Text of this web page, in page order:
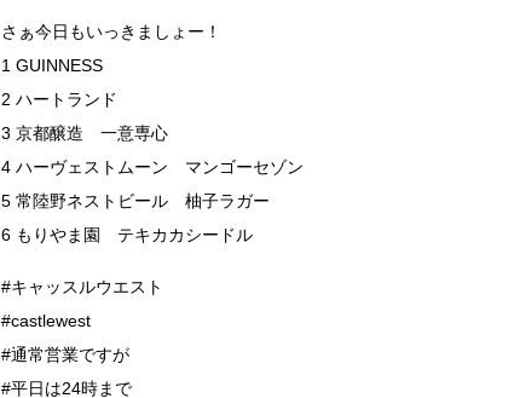
さぁ今日もいっきましょー！
1 GUINNESS
2 ハートランド
3 京都醸造 一意専心
4 ハーヴェストムーン マンゴーセゾン
5 常陸野ネストビール 柚子ラガー
6 もりやま園 テキカカシードル
#キャッスルウエスト
#castlewest
#通常営業ですが
#平日は24時まで